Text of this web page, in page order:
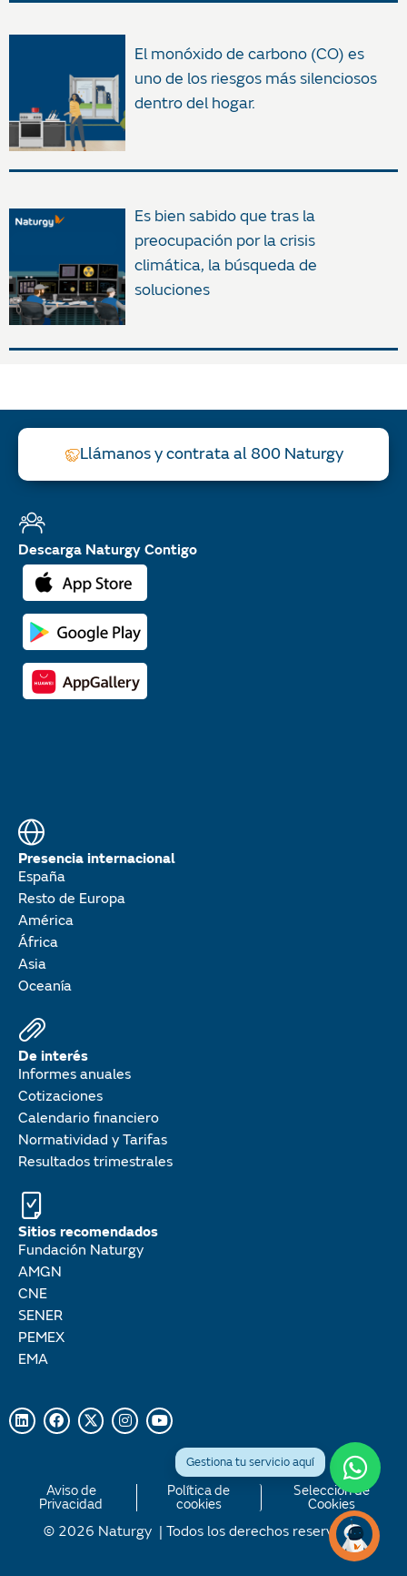
El monóxido de carbono (CO) es
uno de los riesgos más silenciosos
dentro del hogar.
Es bien sabido que tras la
preocupación por la crisis
climática, la búsqueda de
soluciones
Llámanos y contrata al 800 Naturgy
Descarga Naturgy Contigo
Presencia internacional
España
Resto de Europa
América
África
Asia
Oceanía
De interés
Informes anuales
Cotizaciones
Calendario financiero
Normatividad y Tarifas
Resultados trimestrales
Sitios recomendados
Fundación Naturgy
AMGN
CNE
SENER
PEMEX
EMA
Aviso de
Privacidad
Política de
cookies
Selección de
Cookies
© 2026 Naturgy | Todos los derechos reservados